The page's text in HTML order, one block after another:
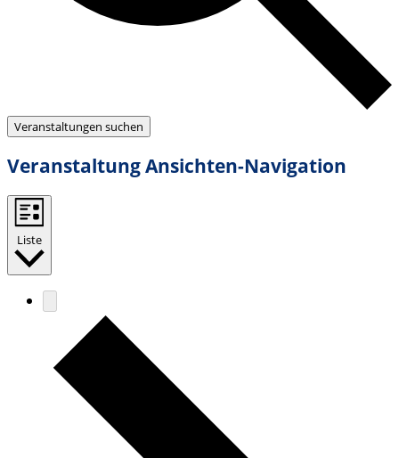
Veranstaltungen suchen
Veranstaltung Ansichten-Navigation
Liste